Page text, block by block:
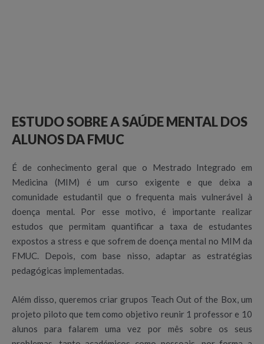
ESTUDO SOBRE A SAÚDE MENTAL DOS
ALUNOS DA FMUC
É de conhecimento geral que o Mestrado Integrado em
Medicina (MIM) é um curso exigente e que deixa a
comunidade estudantil que o frequenta mais vulnerável à
doença mental. Por esse motivo, é importante realizar
estudos que permitam quantificar a taxa de estudantes
expostos a stress e que sofrem de doença mental no MIM da
FMUC. Depois, com base nisso, adaptar as estratégias
pedagógicas implementadas.
Além disso, queremos criar grupos Teach Out of the Box, um
projeto piloto que tem como objetivo reunir 1 professor e 10
alunos para falarem uma vez por mês sobre os seus